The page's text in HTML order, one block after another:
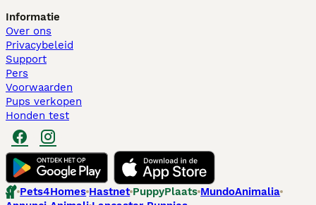
Informatie
Over ons
Privacybeleid
Support
Pers
Voorwaarden
Pups verkopen
Honden test
Pets4Homes Hastnet PuppyPlaats MundoAnimalia